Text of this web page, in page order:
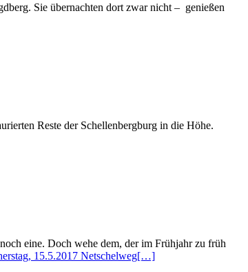
Sie übernachten dort zwar nicht – genießen
Reste der Schellenbergburg in die Höhe.
eine. Doch wehe dem, der im Frühjahr zu früh
15.5.2017 Netschelweg[…]